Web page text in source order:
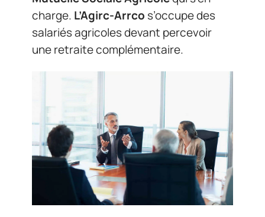
charge. L’Agirc-Arrco s’occupe des
salariés agricoles devant percevoir
une retraite complémentaire.